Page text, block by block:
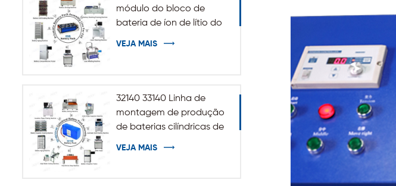
módulo do bloco de
bateria de íon de lítio do
VEJA MAIS
32140 33140 Linha de
montagem de produção
de baterias cilíndricas de
VEJA MAIS